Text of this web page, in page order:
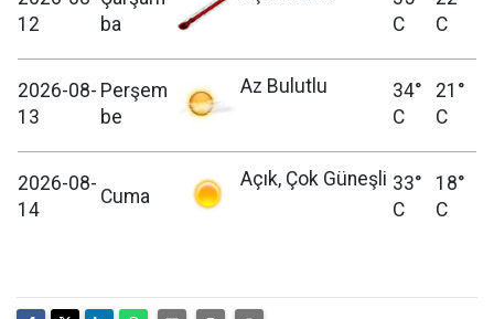
12
ba
C
C
2026-08-
13
Perşem
be
Az Bulutlu
34°
C
21°
C
2026-08-
14
Cuma
Açık, Çok Güneşli 33°
C
18°
C